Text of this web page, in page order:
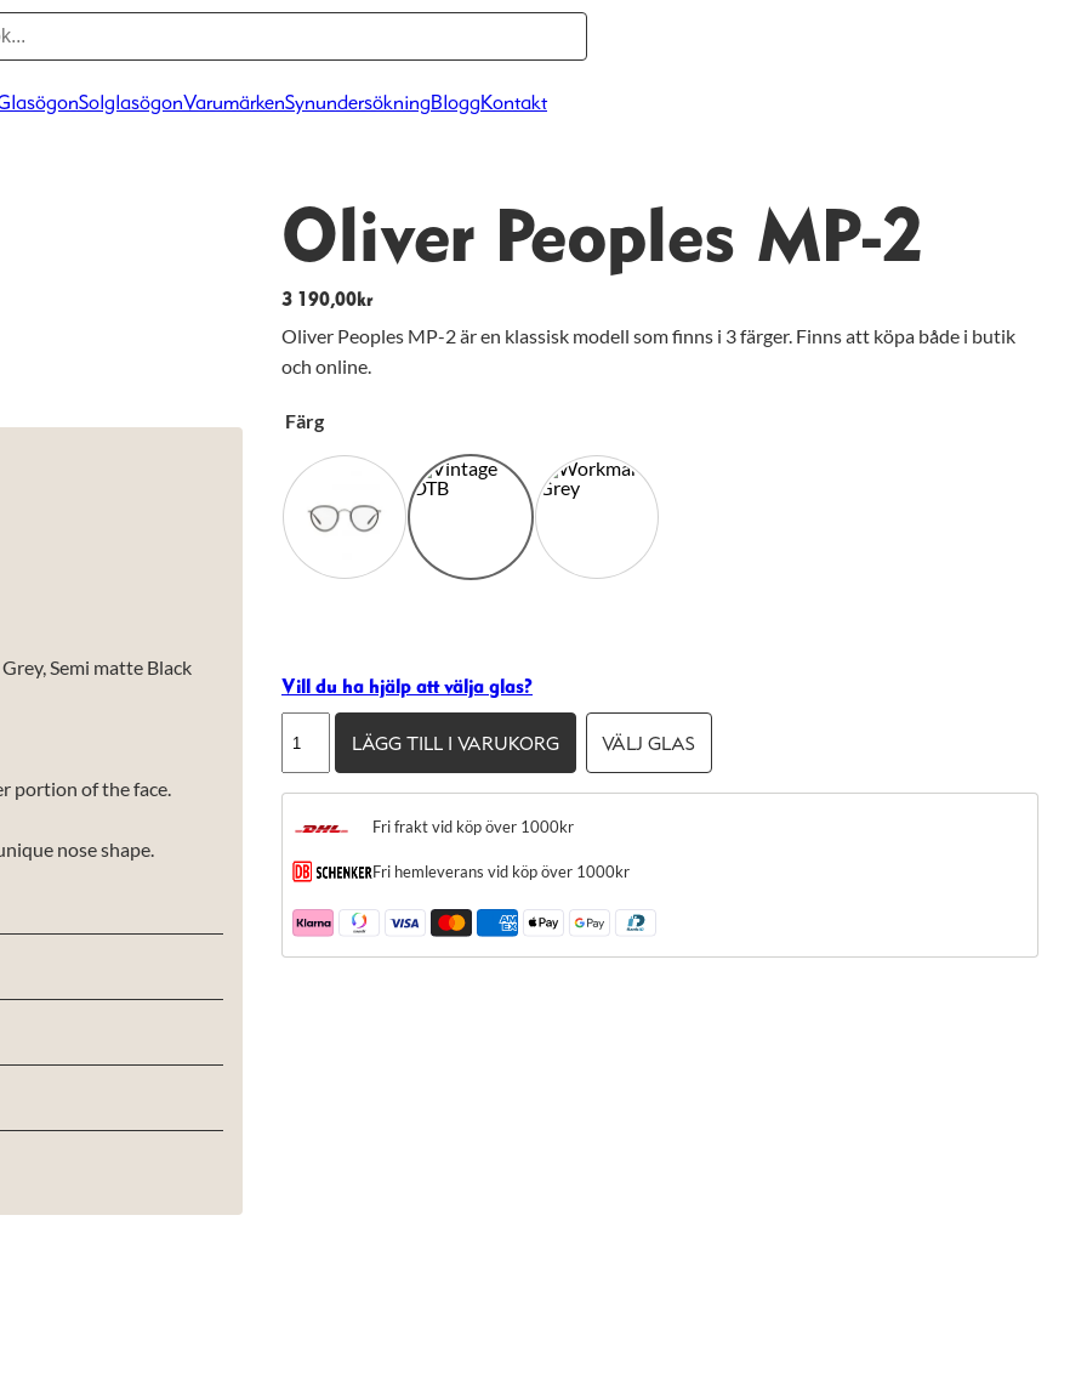
SolglasögonVarumärkenSynundersökning Blogg Kontakt
Oliver Peoples MP-2
3 190,00 kr
Oliver Peoples MP-2 är en klassisk modell som finns i 3 färger. Finns att köpa både i butik
och online.
Färg
Vill du ha hjälp att välja glas?
Peoples
MP-
LÄGG TILL I VARUKORG VÄLJ GLAS
Fri frakt vid köp över 1000kr
Fri hemleverans vid köp över 1000kr
Semi matte Black
portion of the face.
nose shape.